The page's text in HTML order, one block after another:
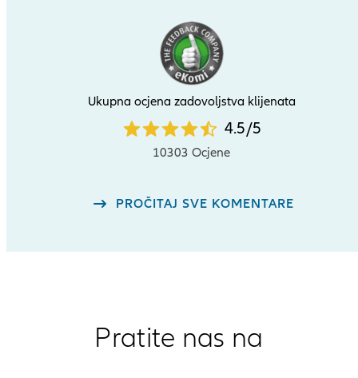
Ukupna ocjena zadovoljstva klijenata
4.5
star
out
4.5/5
10303 Ocjene
PROČITAJ SVE KOMENTARE
Pratite nas na